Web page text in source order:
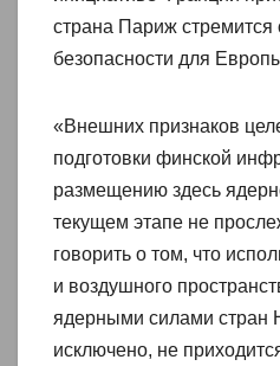
страна Париж стремится
безопасности для
«Внешних признаков
подготовки финской
размещению здесь
текущем этапе не
говорить о том, что
и воздушного
ядерными силами стран
исключено, не